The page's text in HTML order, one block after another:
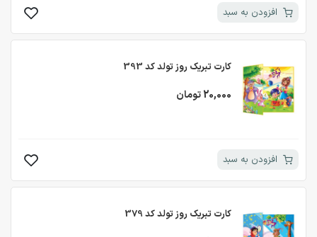
افزودن به سبد
کارت تبریک روز تولد کد 393
20,000 تومان
افزودن به سبد
کارت تبریک روز تولد کد 379